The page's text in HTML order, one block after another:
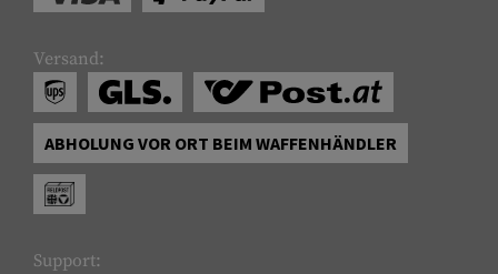
Versand:
ABHOLUNG VOR ORT BEIM WAFFENHÄNDLER
Support: